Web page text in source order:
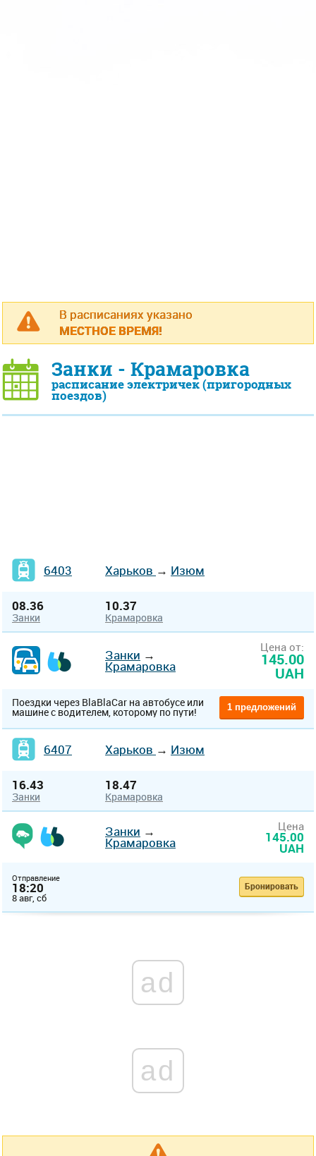
В расписаниях указано
МЕСТНОЕ ВРЕМЯ!
Занки - Крамаровка
расписание электричек (пригородных
поездов)
6403 Харьков → Изюм
08.36
Занки
10.37
Крамаровка
Занки →
Крамаровка
Цена от:
145.00
UAH
Поездки через BlaBlaCar на автобусе или
машине с водителем, которому по пути! 1 предложений
6407 Харьков → Изюм
16.43
Занки
18.47
Крамаровка
Занки →
Крамаровка
Цена
145.00
UAH
Отправление
18:20
8 авг, сб
Бронировать
ad
ad